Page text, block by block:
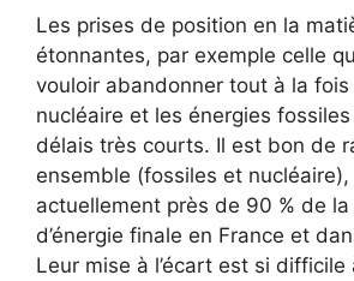
Les prises de position en la
étonnantes, par exemple celle
vouloir abandonner tout à la fois
nucléaire et les énergies
délais très courts. Il est bon de
ensemble (fossiles et nucléaire),
actuellement près de 90 % de
d’énergie finale en France et
Leur mise à l’écart est si difficile